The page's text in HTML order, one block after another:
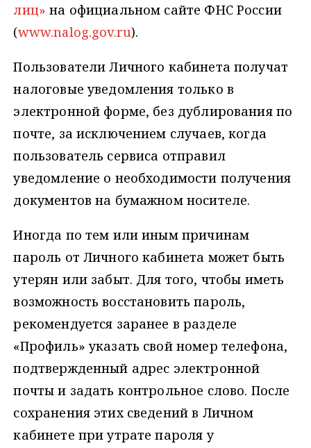
лиц» на официальном сайте ФНС России
(www.nalog.gov.ru).
Пользователи Личного кабинета получат
налоговые уведомления только в
электронной форме, без дублирования по
почте, за исключением случаев, когда
пользователь сервиса отправил
уведомление о необходимости получения
документов на бумажном носителе.
Иногда по тем или иным причинам
пароль от Личного кабинета может быть
утерян или забыт. Для того, чтобы иметь
возможность восстановить пароль,
рекомендуется заранее в разделе
«Профиль» указать свой номер телефона,
подтвержденный адрес электронной
почты и задать контрольное слово. После
сохранения этих сведений в Личном
кабинете при утрате пароля у